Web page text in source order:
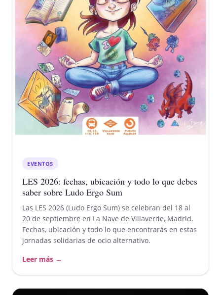
EVENTOS
LES 2026: fechas, ubicación y todo lo que debes
saber sobre Ludo Ergo Sum
Las LES 2026 (Ludo Ergo Sum) se celebran del 18 al
20 de septiembre en La Nave de Villaverde, Madrid.
Fechas, ubicación y todo lo que encontrarás en estas
jornadas solidarias de ocio alternativo.
Leer más →